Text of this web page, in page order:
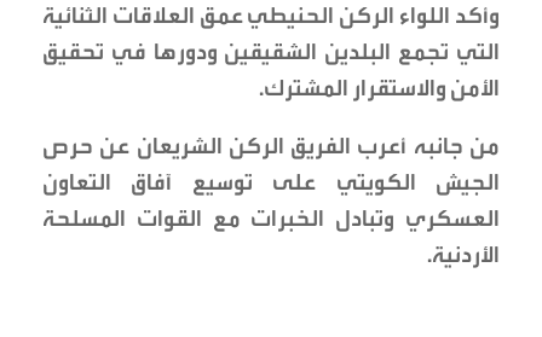
وأكد اللواء الركن الحنيطي عمق العلاقات الثنائية
التي تجمع البلدين الشقيقين ودورها في تحقيق
الأمن والاستقرار المشترك.
من جانبه أعرب الفريق الركن الشريعان عن حرص
الجيش الكويتي على توسيع آفاق التعاون
العسكري وتبادل الخبرات مع القوات المسلحة
الأردنية.